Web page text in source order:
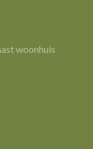
woonhuis